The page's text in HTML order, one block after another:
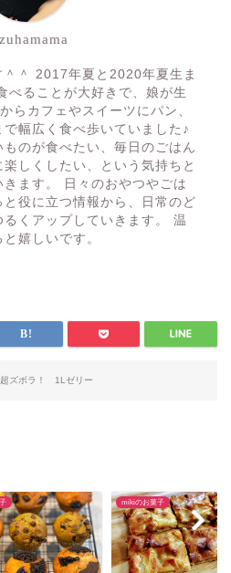
＾ 2017年夏と2020年夏生ま
べることが大好きで、娘が生
らカフェやスイーツにパン、
幅広く食べ歩いていました♪
のが食べたい、毎日のごはん
しくしたい、という気持ちと
ます。 日々のおやつやごは
役に立つ情報から、日常のど
くアップしていきます。 温
嬉しいです。
超ズボラ！ 1Lゼリー
mikiのお菓子